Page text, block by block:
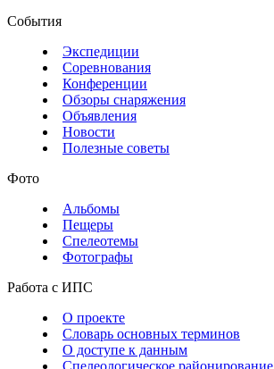
События
Экспедиции
Соревнования
Конференции
Обзоры снаряжения
Объявления
Новости
Полезные советы
Фото
Альбомы
Пещеры
Спелеотемы
Фотографы
Работа с ИПС
О проекте
Словарь основных терминов
О доступе к данным